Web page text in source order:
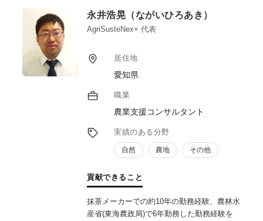
役割は正解を押し付けることではなく、現場
のニーズを丁寧に汲み取り、実現手法を共に
に貢献することだと考えています。
永井浩晃（ながいひろあき）
AgriSusteNex+ 代表
居住地
愛知県
職業
農業支援コンサルタント
実績のある分野
自然 農地 その他
貢献できること
抹茶メーカーでの約10年の勤務経験、農林水
産省(東海農政局)で6年勤務した勤務経験を